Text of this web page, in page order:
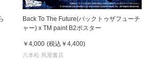
Back To The Future(バックトゥザフューチ
ャー) x TM paint B2ポスター
￥4,000 (税込 ￥4,400)
六本松 蔦屋書店